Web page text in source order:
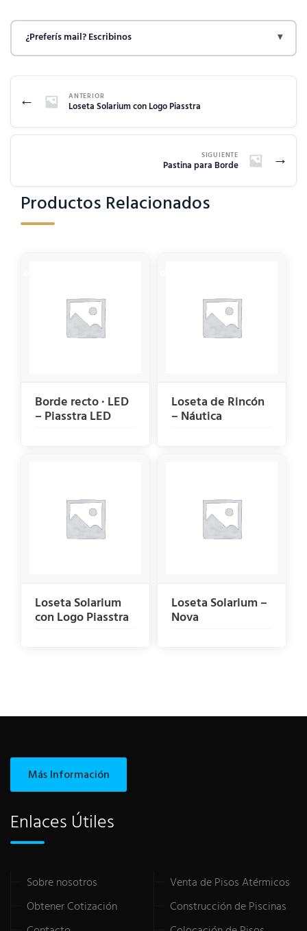
¿Preferís mail? Escribinos ▾
← ANTERIOR
Loseta Solarium con Logo Piasstra
SIGUIENTE
Pastina para Borde →
Productos Relacionados
Borde recto · LED
– Piasstra LED
Loseta de Rincón
– Náutica
Loseta Solarium
con Logo Piasstra
Loseta Solarium –
Nova
Más Información
Enlaces Útiles
Sobre nosotros
Obtener Cotización
Venta de Pisos Atérmicos
Construcción de Piscinas